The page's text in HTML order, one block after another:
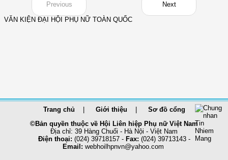
Previous
Next
VĂN KIỆN ĐẠI HỘI PHỤ NỮ TOÀN QUỐC
Trang chủ Giới thiệu
Sơ đồ cổng
©Bản quyền thuộc về Hội Liên hiệp Phụ nữ Việt Nam
Địa chỉ: 39 Hàng Chuối - Hà Nội - Việt Nam
Điện thoại: (024) 39718157 - Fax: (024) 39713143 -
Email: webhoilhpnvn@yahoo.com